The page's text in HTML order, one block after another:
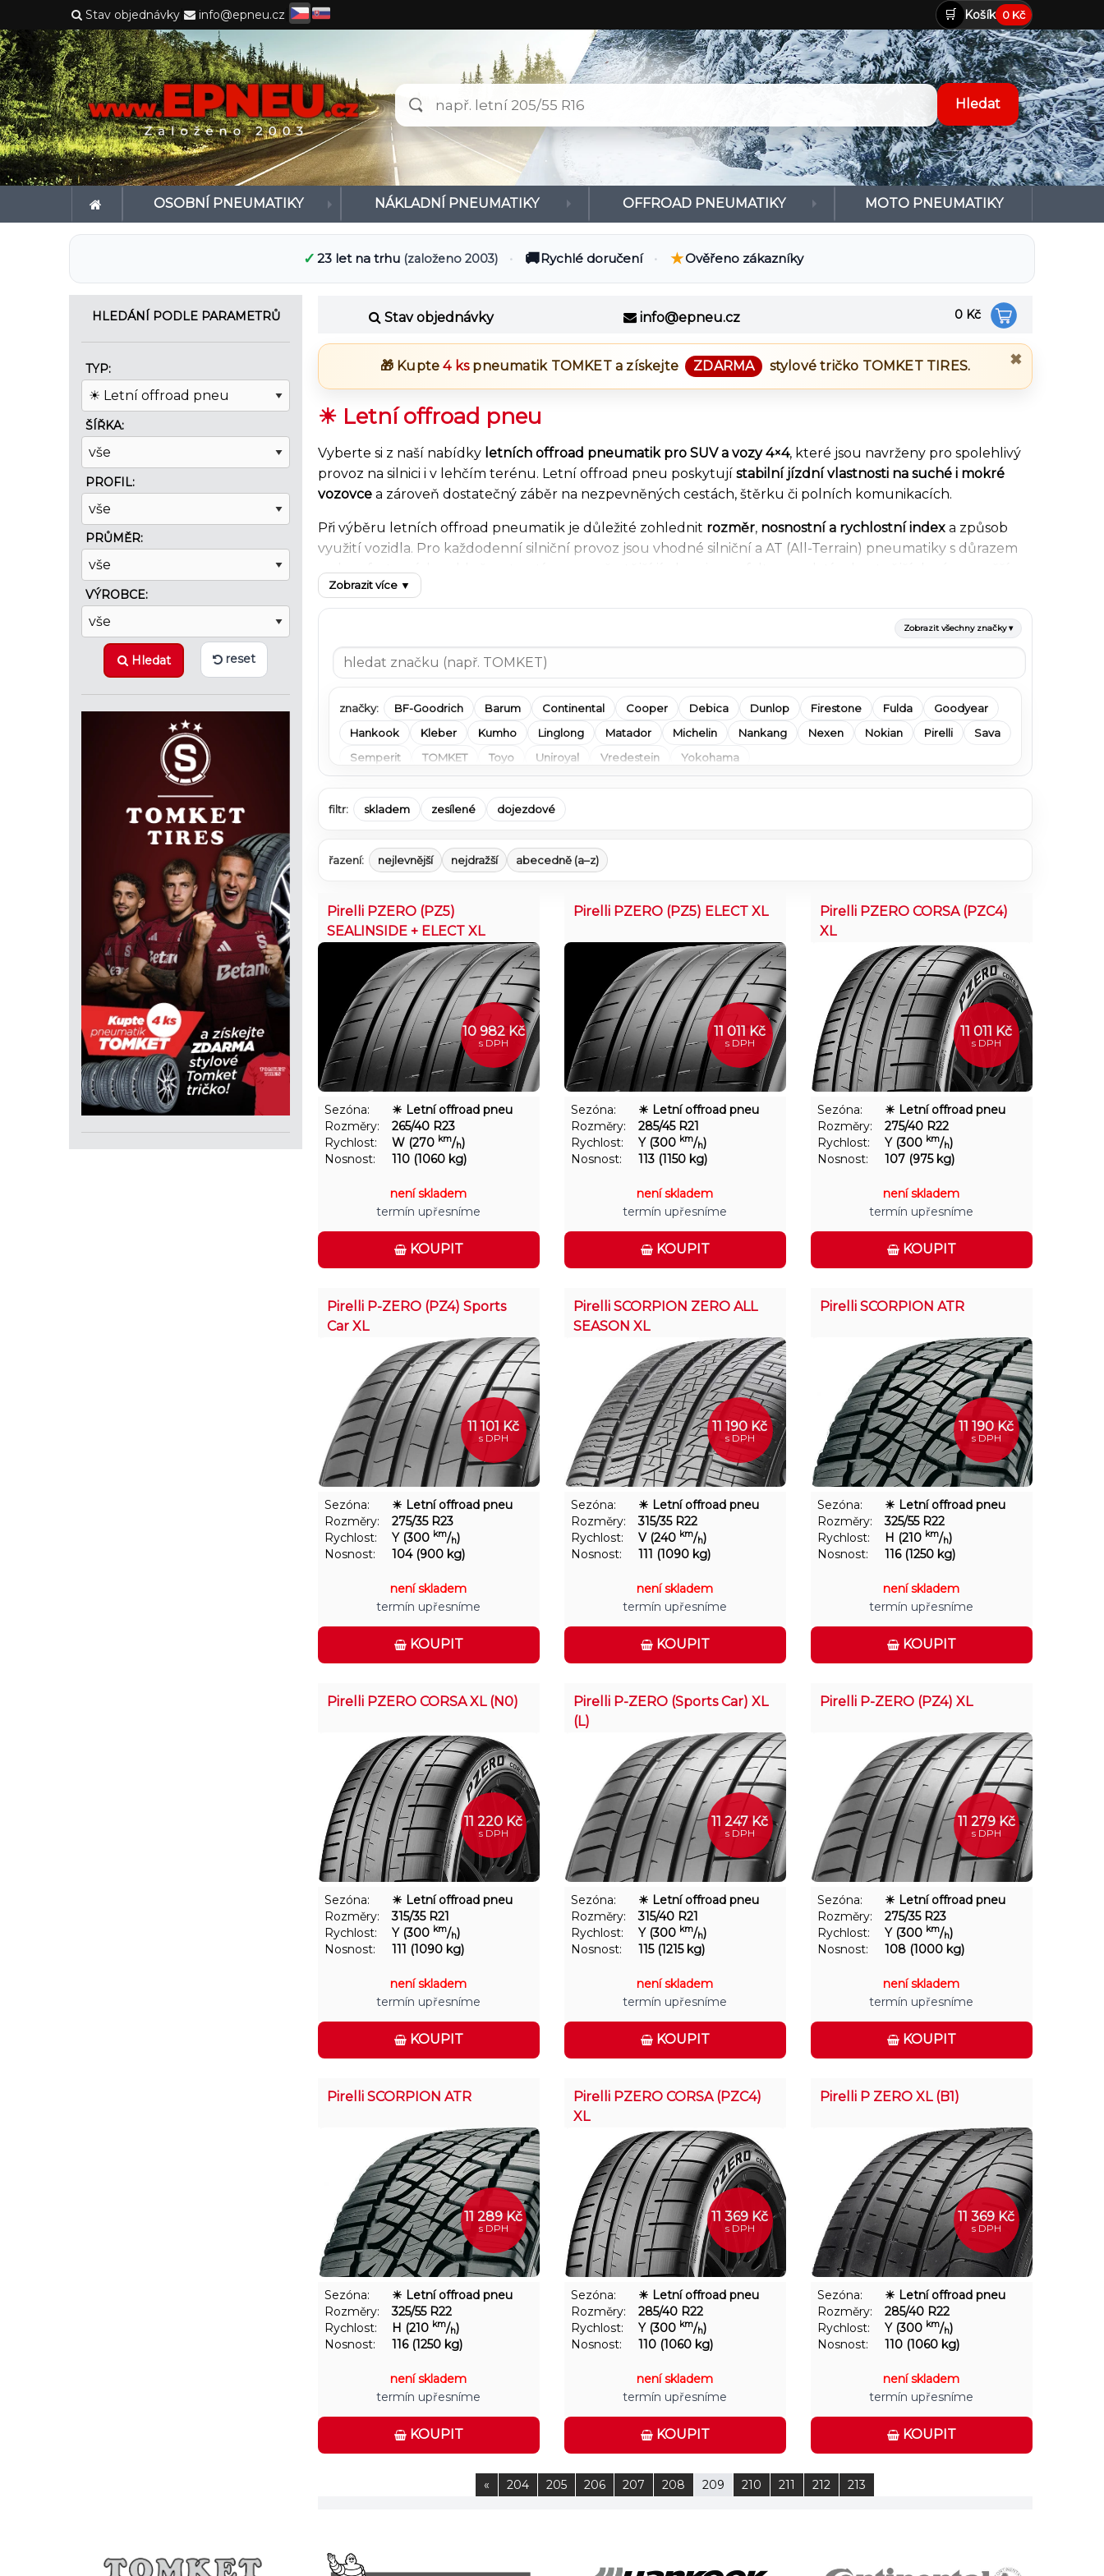
Stav objednávky info@epneu.cz 🛒 Košík 0 Kč
OSOBNÍ PNEUMATIKY NÁKLADNÍ PNEUMATIKY OFFROAD PNEUMATIKY MOTO PNEUMATIKY
✓ 23 let na trhu (založeno 2003) • 🚚Rychlé doručení • ★Ověřeno zákazníky
0 Kč
Stav objednávky info@epneu.cz
✖
🎁 Kupte4 kspneumatik TOMKETa získejte ZDARMA stylové tričko TOMKET TIRES.
☀ Letní offroad pneu
Vyberte si z naší nabídky letních offroad pneumatik pro SUV a vozy 4×4, které jsou navrženy pro spolehlivý
provoz na silnici i v lehčím terénu. Letní offroad pneu poskytují stabilní jízdní vlastnosti na suché i mokré
vozovce a zároveň dostatečný záběr na nezpevněných cestách, štěrku či polních komunikacích.
Při výběru letních offroad pneumatik je důležité zohlednit rozměr, nosnostní a rychlostní index a způsob
využití vozidla. Pro každodenní silniční provoz jsou vhodné silniční a AT (All-Terrain) pneumatiky s důrazem
na komfort a nízkou hlučnost, zatímco pro častější jízdu mimo asfalt se vyplatí robustnější dezény s vyšší
odolností proti poškození. Správná volba pneumatik má zásadní vliv na ovladatelnost, stabilitu i životnost při
letním provozu.
Na EPNEU.cz snadno vyfiltrujeteletní offroad pneumatiky podle rozměru, značky i ceny. V nabídce najdete
prověřené výrobce jakoBFGoodrich
pro letní sezónu.
Zobrazit více ▼
Zobrazit všechny značky ▾
značky: BF-Goodrich Barum Continental Cooper Debica Dunlop Firestone Fulda
Goodyear
Hankook
Kleber Kumho Linglong Matador Michelin Nankang Nexen Nokian Pirelli
Sava
Semperit
TOMKET Toyo Uniroyal Vredestein Yokohama
filtr: skladem zesílené dojezdové
řazení: nejlevnější nejdražší abecedně (a–z)
Pirelli PZERO (PZ5)
SEALINSIDE + ELECT XL
10 982 Kč
s DPH
Sezóna:
☀ Letní offroad pneu
Rozměry:
265/40 R23
Rychlost:
W (270 km/h)
Nosnost:
110 (1060 kg)
není skladem
termín upřesníme
KOUPIT
Pirelli PZERO (PZ5) ELECT XL
11 011 Kč
s DPH
Sezóna:
☀ Letní offroad pneu
Rozměry:
285/45 R21
Rychlost:
Y (300 km/h)
Nosnost:
113 (1150 kg)
není skladem
termín upřesníme
KOUPIT
Pirelli PZERO CORSA (PZC4)
XL
11 011 Kč
s DPH
Sezóna:
☀ Letní offroad pneu
Rozměry:
275/40 R22
Rychlost:
Y (300 km/h)
Nosnost:
107 (975 kg)
není skladem
termín upřesníme
KOUPIT
Pirelli P-ZERO (PZ4) Sports
Car XL
11 101 Kč
s DPH
Sezóna:
☀ Letní offroad pneu
Rozměry:
275/35 R23
Rychlost:
Y (300 km/h)
Nosnost:
104 (900 kg)
není skladem
termín upřesníme
KOUPIT
Pirelli SCORPION ZERO ALL
SEASON XL
11 190 Kč
s DPH
Sezóna:
☀ Letní offroad pneu
Rozměry:
315/35 R22
Rychlost:
V (240 km/h)
Nosnost:
111 (1090 kg)
není skladem
termín upřesníme
KOUPIT
Pirelli SCORPION ATR
11 190 Kč
s DPH
Sezóna:
☀ Letní offroad pneu
Rozměry:
325/55 R22
Rychlost:
H (210 km/h)
Nosnost:
116 (1250 kg)
není skladem
termín upřesníme
KOUPIT
Pirelli PZERO CORSA XL (N0)
11 220 Kč
s DPH
Sezóna:
☀ Letní offroad pneu
Rozměry:
315/35 R21
Rychlost:
Y (300 km/h)
Nosnost:
111 (1090 kg)
není skladem
termín upřesníme
KOUPIT
Pirelli P-ZERO (Sports Car) XL
(L)
11 247 Kč
s DPH
Sezóna:
☀ Letní offroad pneu
Rozměry:
315/40 R21
Rychlost:
Y (300 km/h)
Nosnost:
115 (1215 kg)
není skladem
termín upřesníme
KOUPIT
Pirelli P-ZERO (PZ4) XL
11 279 Kč
s DPH
Sezóna:
☀ Letní offroad pneu
Rozměry:
275/35 R23
Rychlost:
Y (300 km/h)
Nosnost:
108 (1000 kg)
není skladem
termín upřesníme
KOUPIT
Pirelli SCORPION ATR
11 289 Kč
s DPH
Sezóna:
☀ Letní offroad pneu
Rozměry:
325/55 R22
Rychlost:
H (210 km/h)
Nosnost:
116 (1250 kg)
není skladem
termín upřesníme
KOUPIT
Pirelli PZERO CORSA (PZC4)
XL
11 369 Kč
s DPH
Sezóna:
☀ Letní offroad pneu
Rozměry:
285/40 R22
Rychlost:
Y (300 km/h)
Nosnost:
110 (1060 kg)
není skladem
termín upřesníme
KOUPIT
Pirelli P ZERO XL (B1)
11 369 Kč
s DPH
Sezóna:
☀ Letní offroad pneu
Rozměry:
285/40 R22
Rychlost:
Y (300 km/h)
Nosnost:
110 (1060 kg)
není skladem
termín upřesníme
KOUPIT
« 204 205 206 207 208 209 210 211 212 213
HLEDÁNÍ PODLE PARAMETRŮ
TYP:
ŠÍŘKA:
PROFIL:
PRŮMĚR:
VÝROBCE:
Hledat reset